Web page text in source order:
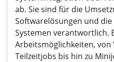
ab. Sie sind für die
Softwarelösungen und
Systemen verantwortlich.
Arbeitsmöglichkeiten,
Teilzeitjobs bis hin zu